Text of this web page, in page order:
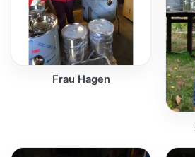
Frau Hagen